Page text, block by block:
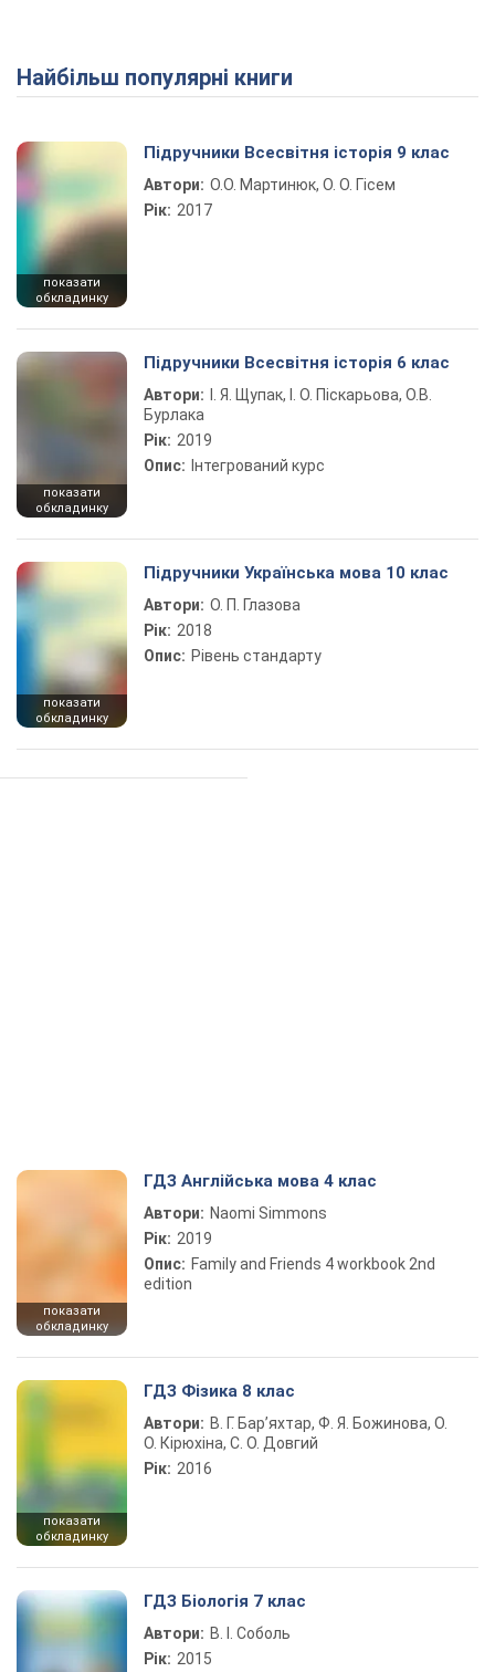
Найбільш популярні книги
показати
обкладинку
Підручники Всесвітня історія 9 клас
Автори: О.О. Мартинюк, О. О. Гісем
Рік: 2017
показати
обкладинку
Підручники Всесвітня історія 6 клас
Автори:
І. Я. Щупак, І. О. Піскарьова, О.В.
Бурлака
Рік: 2019
Опис: Інтегрований курс
показати
обкладинку
Підручники Українська мова 10 клас
Автори: О. П. Глазова
Рік: 2018
Опис: Рівень стандарту
показати
обкладинку
ГДЗ Англійська мова 4 клас
Автори: Naomi Simmons
Рік: 2019
Опис: Family and Friends 4 workbook 2nd
edition
показати
обкладинку
ГДЗ Фізика 8 клас
Автори: В. Г. Бар’яхтар, Ф. Я. Божинова, О.
О. Кірюхіна, С. О. Довгий
Рік: 2016
ГДЗ Біологія 7 клас
Автори: В. І. Соболь
Рік: 2015